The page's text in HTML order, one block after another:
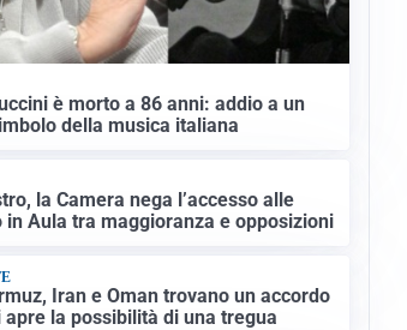
è morto a 86 anni: addio a un
della musica italiana
la Camera nega l’accesso alle
in Aula tra maggioranza e opposizioni
Iran e Oman trovano un accordo
la possibilità di una tregua